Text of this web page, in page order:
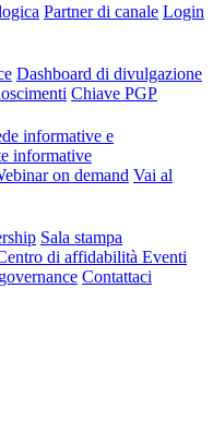
Partner di canale Login
Dashboard di divulgazione
Chiave PGP
informative e
informative
on demand Vai al
Sala stampa
di affidabilità Eventi
Contattaci